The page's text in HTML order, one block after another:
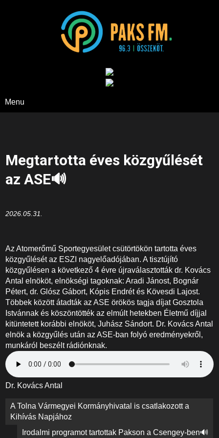
Menu
Megtartotta éves közgyűlését
az ASE🔊
2026.05.31.
Az Atomerőmű Sportegyesület csütörtökön tartotta éves
közgyűlését az ESZI nagyelőadójában. A tisztújító
közgyűlésen a következő 4 évre újraválasztották dr. Kovács
Antal elnököt, elnökségi tagoknak: Aradi Jánost, Bognár
Pétert, dr. Glósz Gábort, Kópis Endrét és Kövesdi Lajost.
Többek között átadták az ASE örökös tagja díjat Gosztola
Istvánnak és köszöntötték az elmúlt hetekben Életmű díjjal
kitüntetett korábbi elnököt, Juhász Sándort. Dr. Kovács Antal
elnök a közgyűlés után az ASE-ban folyó eredményekről,
munkáról beszélt rádiónknak.
Dr. Kovács Antal
Bejegyzés
navigáció
A Tolna Vármegyei Kormányhivatal is csatlakozott a
Kihívás Napjához
Irodalmi programot tartottak Pakson a Csengey-ben🔊